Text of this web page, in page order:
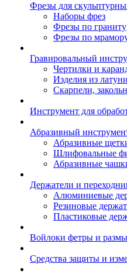
Фрезы для
Наборы фрез
Фрезы по граниту
Фрезы по
Гравировальный
Чертилки и
Изделия из
Скарпели,
Инструмент для
Абразивный
Абразивные
Шлифовальные
Абразивные
Держатели и
Алюминиевые
Резиновые
Пластиковые
Войлоки фетры и
Средства защиты и